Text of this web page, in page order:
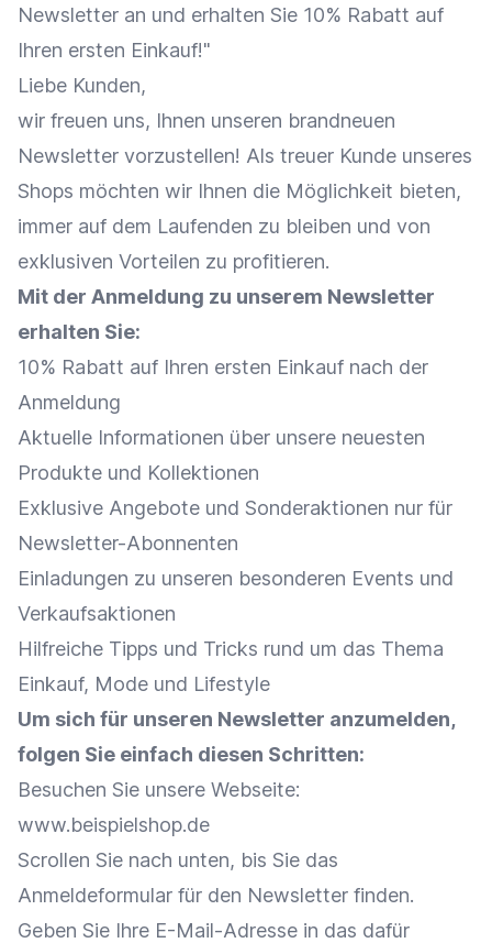
Newsletter an und erhalten Sie 10% Rabatt auf
Ihren ersten Einkauf!"
Liebe Kunden,
wir freuen uns, Ihnen unseren brandneuen
Newsletter vorzustellen! Als treuer Kunde unseres
Shops möchten wir Ihnen die Möglichkeit bieten,
immer auf dem Laufenden zu bleiben und von
exklusiven Vorteilen zu profitieren.
Mit der Anmeldung zu unserem Newsletter
erhalten Sie:
10% Rabatt auf Ihren ersten Einkauf nach der
Anmeldung
Aktuelle Informationen über unsere neuesten
Produkte und Kollektionen
Exklusive Angebote und Sonderaktionen nur für
Newsletter-Abonnenten
Einladungen zu unseren besonderen Events und
Verkaufsaktionen
Hilfreiche Tipps und Tricks rund um das Thema
Einkauf, Mode und Lifestyle
Um sich für unseren Newsletter anzumelden,
folgen Sie einfach diesen Schritten:
Besuchen Sie unsere Webseite:
www.beispielshop.de
Scrollen Sie nach unten, bis Sie das
Anmeldeformular für den Newsletter finden.
Geben Sie Ihre E-Mail-Adresse in das dafür